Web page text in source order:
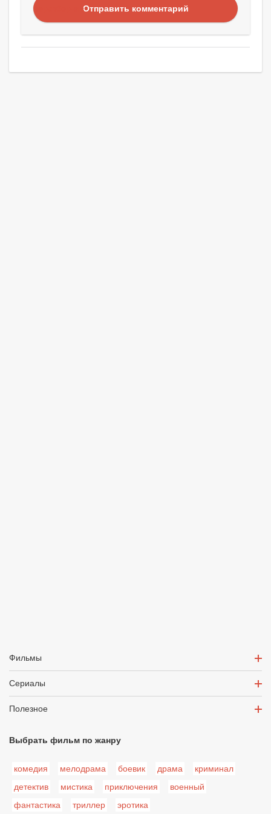
Отправить комментарий
Фильмы
Сериалы
Полезное
Выбрать фильм по жанру
комедия мелодрама боевик драма
криминал
детектив
мистика приключения
военный
фантастика
триллер эротика